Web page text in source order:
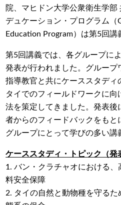
院、マヒドン大学公衆衛生学
デュケーション・プログラム（
Education Program）は第5回講
第5回講義では、各グループに
発表が行われました。グループ
指導教官と共にケーススタディ
タイでのフィールドワークに
法を策定してきました。発表後
者からのフィードバックをもと
グループにとって学びの多い講
ケーススタディ・トピック（発
1. バン・クラチャオにおける
料安全保障
2. タイの自然と動物種を守る